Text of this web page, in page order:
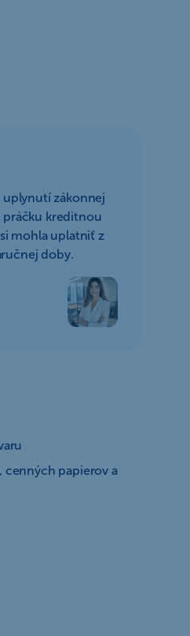
uplynutí zákonnej
práčku kreditnou
si mohla uplatniť z
doby.
cenných papierov a